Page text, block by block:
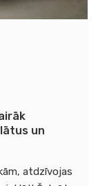
un
atdzīvojas